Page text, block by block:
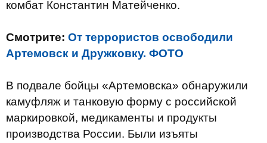
комбат Константин Матейченко.
Смотрите: От террористов освободили
Артемовск и Дружковку. ФОТО
В подвале бойцы «Артемовска» обнаружили
камуфляж и танковую форму с российской
маркировкой, медикаменты и продукты
производства России. Были изъяты